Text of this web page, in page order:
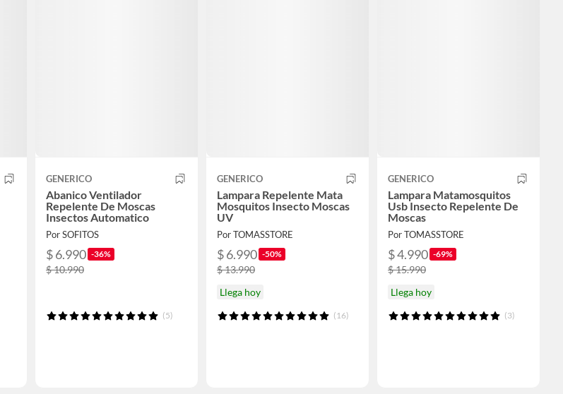
GENERICO
Abanico Ventilador
Repelente De Moscas
Insectos Automatico
Por SOFITOS
$ 6.990 -36%
$ 10.990
(5)
GENERICO
Lampara Repelente Mata
Mosquitos Insecto Moscas
UV
Por TOMASSTORE
$ 6.990 -50%
$ 13.990
Llega hoy
(16)
GENERICO
Lampara Matamosquitos
Usb Insecto Repelente De
Moscas
Por TOMASSTORE
$ 4.990 -69%
$ 15.990
Llega hoy
(3)